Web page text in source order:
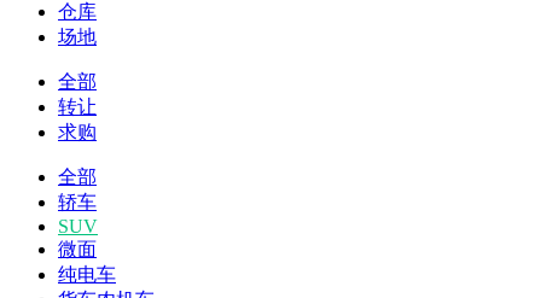
仓库
场地
全部
转让
求购
全部
轿车
SUV
微面
纯电车